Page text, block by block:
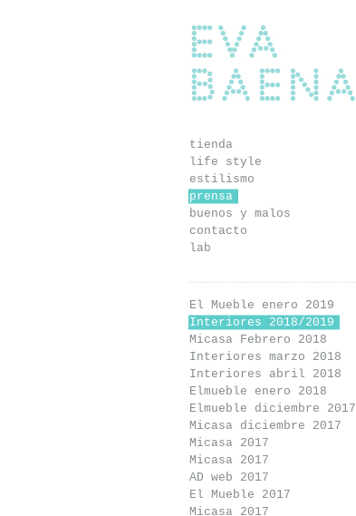
Eva Baena
tienda
life style
estilismo
prensa
buenos y malos
contacto
lab
El Mueble enero 2019
Interiores 2018/2019
Micasa Febrero 2018
Interiores marzo 2018
Interiores abril 2018
Elmueble enero 2018
Elmueble diciembre 2017
Micasa diciembre 2017
Micasa 2017
Micasa 2017
AD web 2017
El Mueble 2017
Micasa 2017